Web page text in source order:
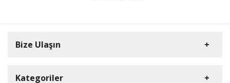
Bize Ulaşın
Kategoriler